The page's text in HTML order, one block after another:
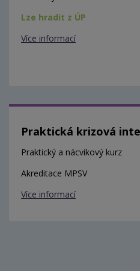
Lze hradit z ÚP
Více informací
Praktická krizová
Praktický a nácvikový kurz
Akreditace MPSV
Více informací